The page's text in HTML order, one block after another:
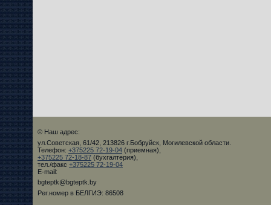
© Наш адрес:
ул.Советская, 61/42, 213826 г.Бобруйск, Могилевской области.
Телефон: +375225 72-19-04 (приемная),
+375225 72-18-87 (бухгалтерия),
тел./факс +375225 72-19-04
E-mail:
bgteptk@bgteptk.by
Рег.номер в БЕЛГИЭ: 86508